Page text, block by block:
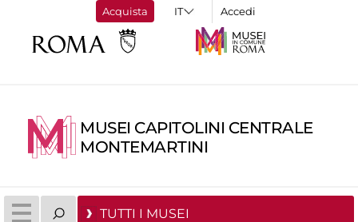
Acquista Accedi
MUSEI CAPITOLINI CENTRALE
MONTEMARTINI
TUTTI I MUSEI